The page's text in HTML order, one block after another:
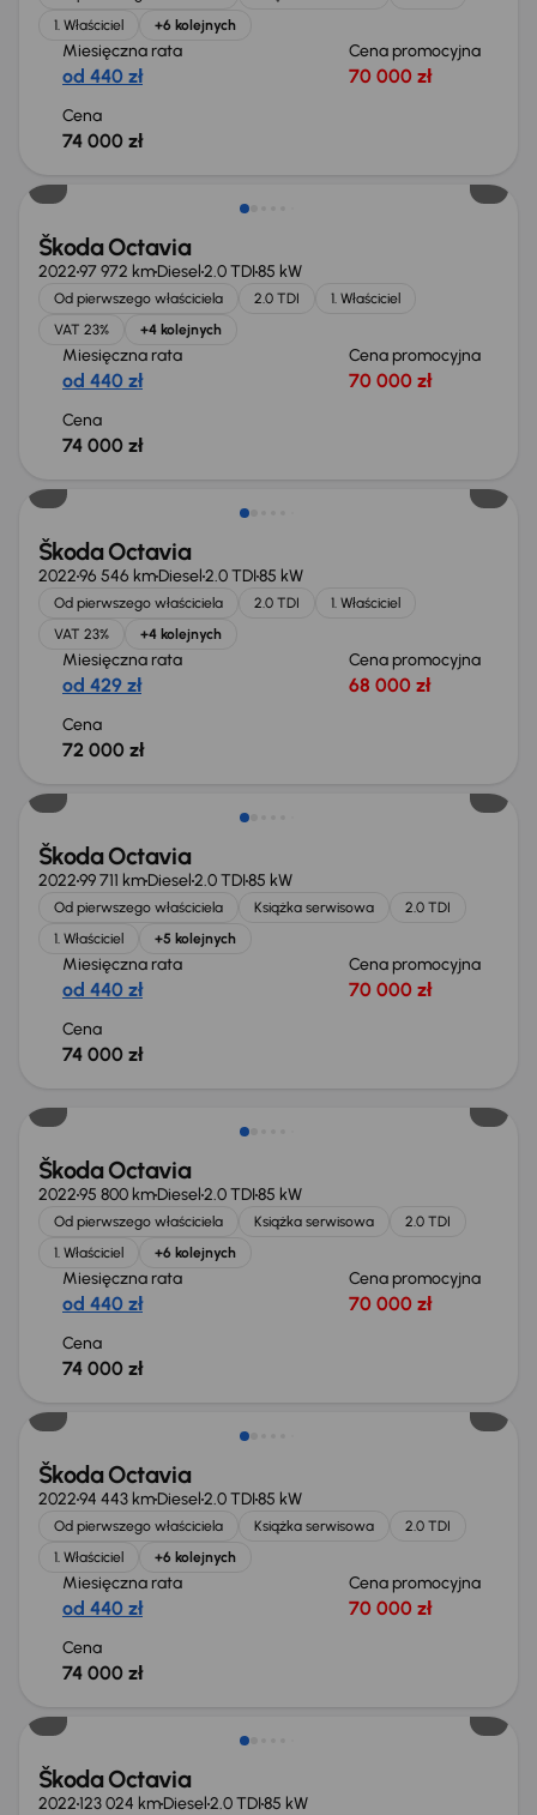
1. Właściciel
+6 kolejnych
Miesięczna rata
od 440 zł
Cena promocyjna
70 000 zł
Cena
74 000 zł
Škoda Octavia
202297 972 kmDiesel2.0 TDI85 kW
Od pierwszego właściciela 2.0 TDI
1. Właściciel
VAT 23%
+4 kolejnych
Miesięczna rata
od 440 zł
Cena promocyjna
70 000 zł
Cena
74 000 zł
Škoda Octavia
202296 546 kmDiesel2.0 TDI85 kW
Od pierwszego właściciela 2.0 TDI
1. Właściciel
VAT 23%
+4 kolejnych
Miesięczna rata
od 429 zł
Cena promocyjna
68 000 zł
Cena
72 000 zł
Škoda Octavia
202299 711 kmDiesel2.0 TDI85 kW
Od pierwszego właściciela Książka serwisowa
2.0 TDI
1. Właściciel
+5 kolejnych
Miesięczna rata
od 440 zł
Cena promocyjna
70 000 zł
Cena
74 000 zł
Škoda Octavia
202295 800 kmDiesel2.0 TDI85 kW
Od pierwszego właściciela Książka serwisowa
2.0 TDI
1. Właściciel
+6 kolejnych
Miesięczna rata
od 440 zł
Cena promocyjna
70 000 zł
Cena
74 000 zł
Škoda Octavia
202294 443 kmDiesel2.0 TDI85 kW
Od pierwszego właściciela Książka serwisowa
2.0 TDI
1. Właściciel
+6 kolejnych
Miesięczna rata
od 440 zł
Cena promocyjna
70 000 zł
Cena
74 000 zł
Škoda Octavia
2022123 024 kmDiesel2.0 TDI85 kW